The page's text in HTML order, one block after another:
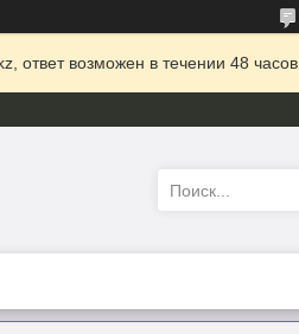
ответ возможен в течении 48 часов.